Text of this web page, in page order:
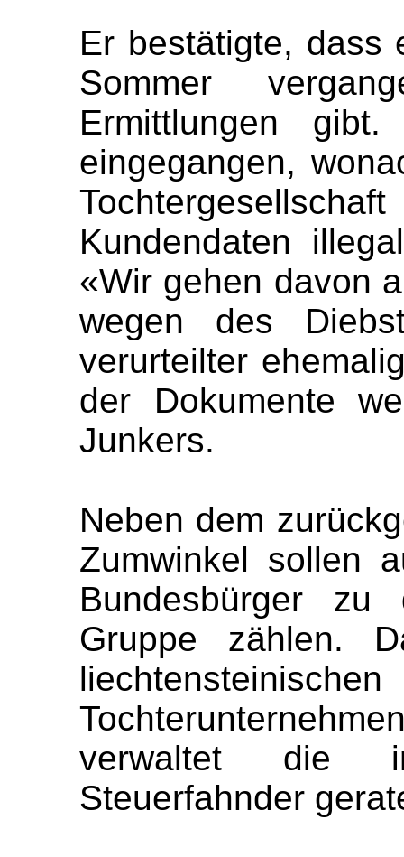
Er bestätigte, dass
Sommer
Ermittlungen
eingegangen,
Kundendaten
«Wir gehen davon
wegen des
verurteilter
der Dokumente
Junkers.
Neben dem
Zumwinkel sollen
Bundesbürger
Gruppe zählen.
verwaltet die
Steuerfahnder